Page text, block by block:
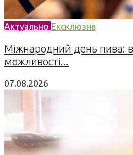
Актуально Ексклюзив
Міжнародний день пива:
можливості...
07.08.2026